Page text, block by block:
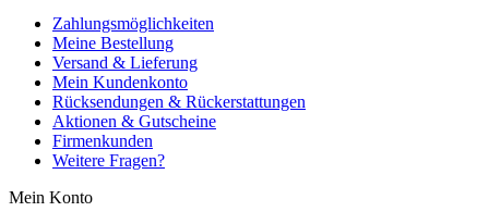
Zahlungsmöglichkeiten
Meine Bestellung
Versand & Lieferung
Mein Kundenkonto
Rücksendungen & Rückerstattungen
Aktionen & Gutscheine
Firmenkunden
Weitere Fragen?
Mein Konto